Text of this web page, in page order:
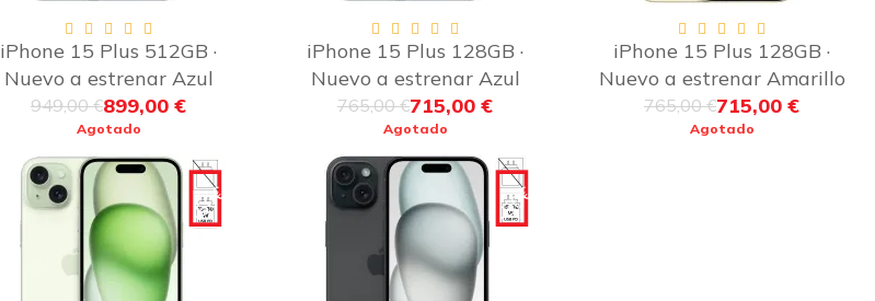
iPhone 15 Plus 512GB ·
Nuevo a estrenar Azul
949,00 €899,00 €
Agotado
iPhone 15 Plus 128GB ·
Nuevo a estrenar Azul
765,00 €715,00 €
Agotado
iPhone 15 Plus 128GB ·
Nuevo a estrenar Amarillo
765,00 €715,00 €
Agotado
-50€ -50€